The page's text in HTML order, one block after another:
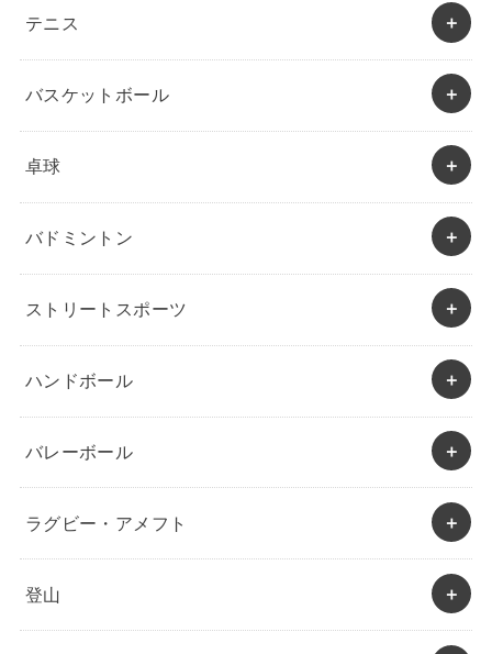
テニス
バスケットボール
卓球
バドミントン
ストリートスポーツ
ハンドボール
バレーボール
ラグビー・アメフト
登山